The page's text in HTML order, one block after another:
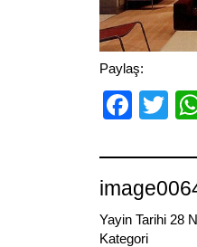
Paylaş:
Yayin Tarihi 28
Kategori